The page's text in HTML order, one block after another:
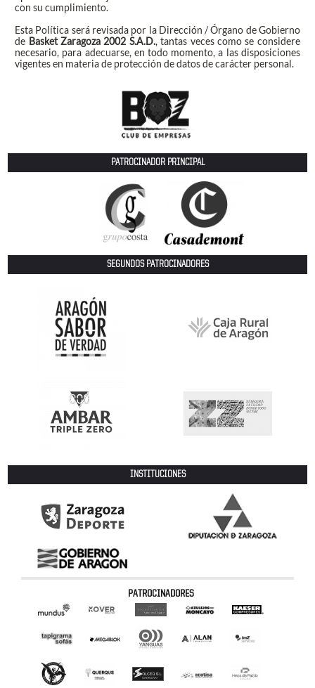
con su cumplimiento.
Esta Política será revisada por la Dirección / Órgano de Gobierno
de Basket Zaragoza 2002 S.A.D., tantas veces como se considere
necesario, para adecuarse, en todo momento, a las disposiciones
vigentes en materia de protección de datos de carácter personal.
PATROCINADOR PRINCIPAL
SEGUNDOS PATROCINADORES
INSTITUCIONES
PATROCINADORES